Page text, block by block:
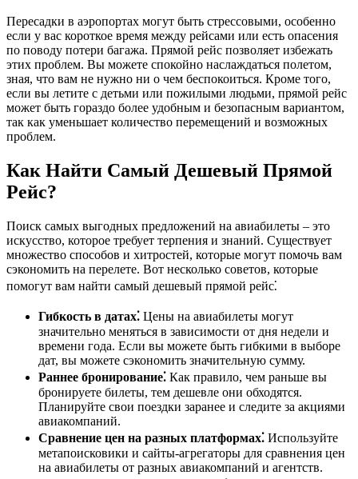
Пересадки в аэропортах могут быть стрессовыми, особенно
если у вас короткое время между рейсами или есть опасения
по поводу потери багажа. Прямой рейс позволяет избежать
этих проблем. Вы можете спокойно наслаждаться полетом,
зная, что вам не нужно ни о чем беспокоиться. Кроме того,
если вы летите с детьми или пожилыми людьми, прямой рейс
может быть гораздо более удобным и безопасным вариантом,
так как уменьшает количество перемещений и возможных
проблем.
Как Найти Самый Дешевый Прямой
Рейс?
Поиск самых выгодных предложений на авиабилеты – это
искусство, которое требует терпения и знаний. Существует
множество способов и хитростей, которые могут помочь вам
сэкономить на перелете. Вот несколько советов, которые
помогут вам найти самый дешевый прямой рейс⁚
Гибкость в датах⁚ Цены на авиабилеты могут
значительно меняться в зависимости от дня недели и
времени года. Если вы можете быть гибкими в выборе
дат, вы можете сэкономить значительную сумму.
Раннее бронирование⁚ Как правило, чем раньше вы
бронируете билеты, тем дешевле они обходятся.
Планируйте свои поездки заранее и следите за акциями
авиакомпаний.
Сравнение цен на разных платформах⁚ Используйте
метапоисковики и сайты-агрегаторы для сравнения цен
на авиабилеты от разных авиакомпаний и агентств.